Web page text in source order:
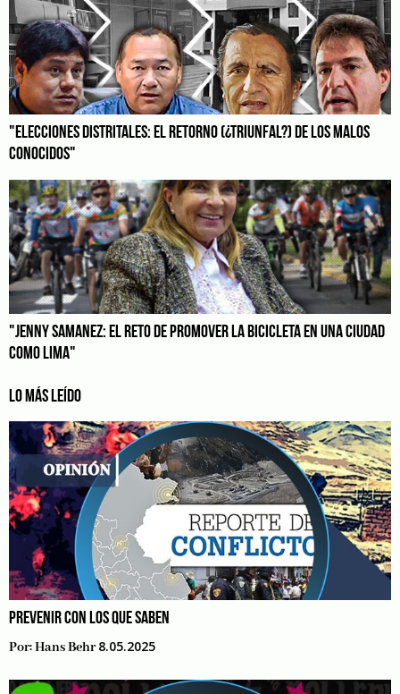
"ELECCIONES DISTRITALES: EL RETORNO (¿TRIUNFAL?) DE LOS MALOS
CONOCIDOS"
"JENNY SAMANEZ: EL RETO DE PROMOVER LA BICICLETA EN UNA CIUDAD
COMO LIMA"
LO MÁS LEÍDO
PREVENIR CON LOS QUE SABEN
Por:Hans Behr 8.05.2025